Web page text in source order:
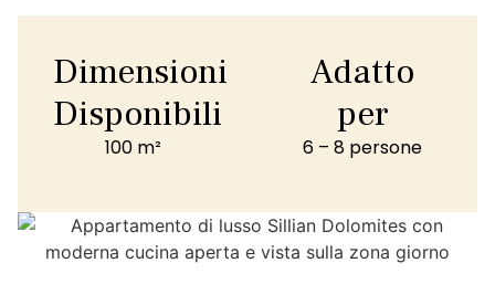
Dimensioni
Disponibili
100 m²
Adatto
per
6 – 8 persone